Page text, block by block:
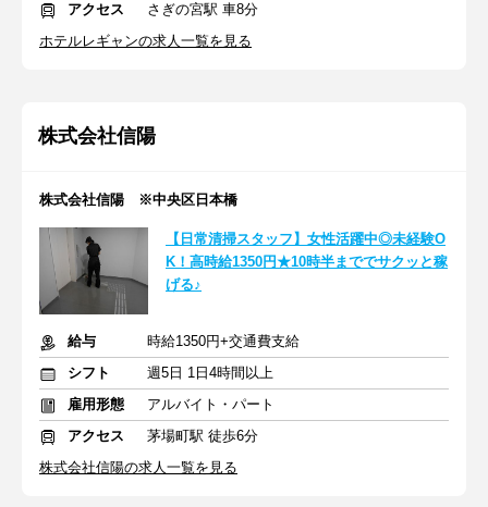
アクセス
さぎの宮駅 車8分
ホテルレギャンの求人一覧を見る
株式会社信陽
株式会社信陽 ※中央区日本橋
【日常清掃スタッフ】女性活躍中◎未経験O
K！高時給1350円★10時半まででサクッと稼
げる♪
給与
時給1350円+交通費支給
シフト
週5日 1日4時間以上
雇用形態
アルバイト・パート
アクセス
茅場町駅 徒歩6分
株式会社信陽の求人一覧を見る